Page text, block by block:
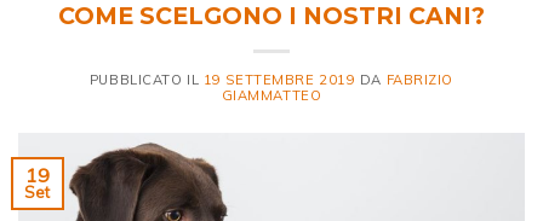
COME SCELGONO I NOSTRI CANI?
PUBBLICATO IL 19 SETTEMBRE 2019 DA FABRIZIO
GIAMMATTEO
19
Set